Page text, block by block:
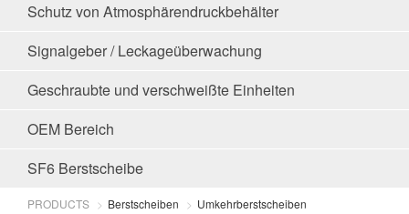
Schutz von Atmosphärendruckbehälter
Signalgeber / Leckageüberwachung
Geschraubte und verschweißte Einheiten
OEM Bereich
SF6 Berstscheibe
PRODUCTS Berstscheiben Umkehrberstscheiben